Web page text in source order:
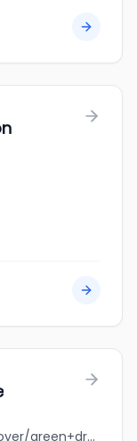
jobbank.gc.ca/browsejobs/employer/green+drop+tree+care/ca